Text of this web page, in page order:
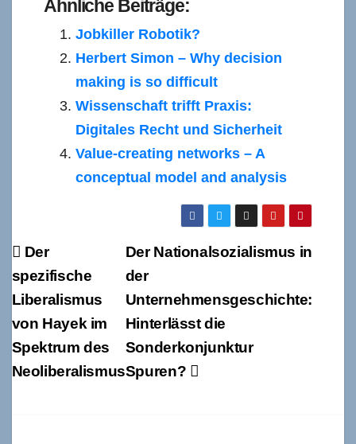
Ähnliche Beiträge:
Jobkiller Robotik?
Herbert Simon – Why decision
making is so difficult
Wissenschaft trifft Praxis:
Digitales Recht und Sicherheit
Value-creating networks – A
conceptual model and analysis
Beitragsnavigation
Der Nationalsozialismus in
der
Unternehmensgeschichte:
Hinterlässt die
Sonderkonjunktur
Spuren?
Der
spezifische
Liberalismus
von Hayek im
Spektrum des
Neoliberalismus